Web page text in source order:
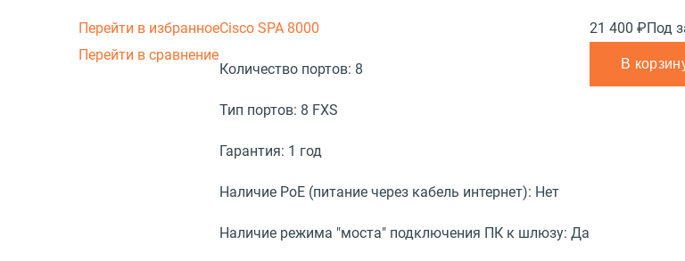
Перейти в избранное
Перейти в сравнение
Cisco SPA 8000
Количество портов: 8
Тип портов: 8 FXS
Гарантия: 1 год
Наличие PoE (питание через кабель интернет): Нет
Наличие режима "моста" подключения ПК к шлюзу: Да
21 400 ₽Под
В